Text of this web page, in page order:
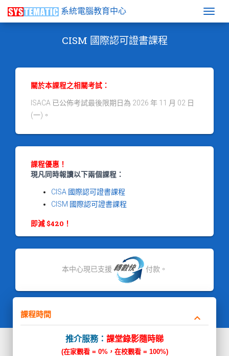
系統電腦教育中心
CISM 國際認可證書課程
關於本課程之相關考試：
ISACA 已公佈考試最後限期日為 2026 年 11 月 02 日
(一)。
課程優惠！
現凡同時報讀以下兩個課程：
CISA 國際認可證書課程
CISM 國際認可證書課程
即減 $420！
本中心現已支援 付款。
課程時間 keyboard_arrow_down
推介服務： 課堂錄影隨時睇
(在家觀看 = 0%，在校觀看 = 100%)